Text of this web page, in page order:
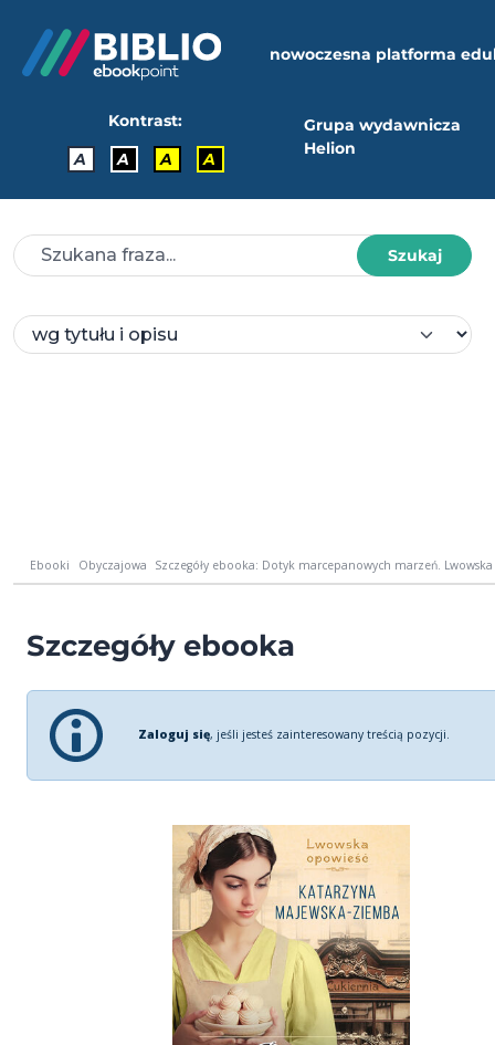
nowoczesna platforma
Kontrast:
A
A A A
Grupa wydawnicza
Helion
Szukaj
Ebooki Obyczajowa Szczegóły ebooka: Dotyk marcepanowych marzeń.
Szczegóły ebooka
Zaloguj się, jeśli jesteś zainteresowany treścią pozycji.